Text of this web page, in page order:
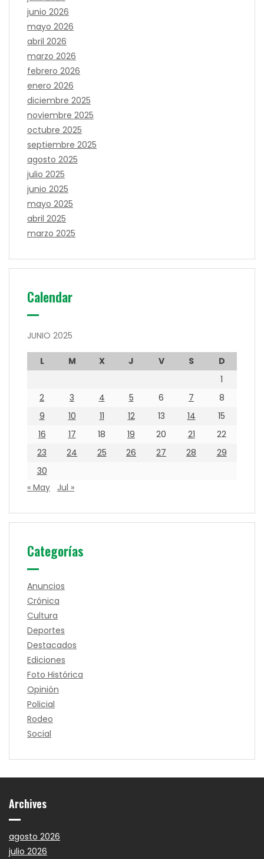
junio 2026
mayo 2026
abril 2026
marzo 2026
febrero 2026
enero 2026
diciembre 2025
noviembre 2025
octubre 2025
septiembre 2025
agosto 2025
julio 2025
junio 2025
mayo 2025
abril 2025
marzo 2025
Calendar
JUNIO 2025
L M X J V S
D
1
2
3 4 5 6 7
8
9
10 11 12 13 14
15
16
17 18 19 20 21
22
23
24 25 26 27 28
29
30
« May
Jul »
Categorías
Anuncios
Crónica
Cultura
Deportes
Destacados
Ediciones
Foto Histórica
Opinión
Policial
Rodeo
Social
Archives
agosto 2026
julio 2026